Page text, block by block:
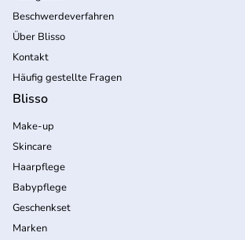
Beschwerdeverfahren
Über Blisso
Kontakt
Häufig gestellte Fragen
Blisso
Make-up
Skincare
Haarpflege
Babypflege
Geschenkset
Marken